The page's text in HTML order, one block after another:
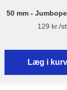
50 mm -
Flügger Pro
129 kr./
Læg i kurv